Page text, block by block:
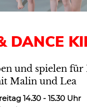
DANCE
und spielen
Malin und Lea
14.30 - 15.30 Uhr